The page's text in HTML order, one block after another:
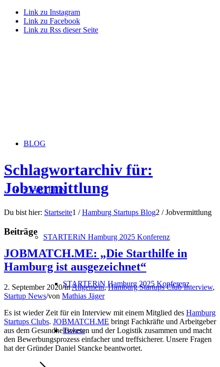
Link zu Instagram
Link zu Facebook
Link zu Rss dieser Seite
BLOG
STARTERiN
STARTERiN Hamburg 2025 Konferenz
STARTERiN Hamburg 2025 Konferenz
Tickets
Schlagwortarchiv für:
Jobvermittlung
Du bist hier: Startseite1 / Hamburg Startups Blog2 / Jobvermittlung
Beiträge
JOBMATCH.ME: „Die Starthilfe in
Hamburg ist ausgezeichnet“
2. September 2020/inAllgemein,Hamburg Startups Club Interview,
Startup News/von Mathias Jäger
Es ist wieder Zeit für ein Interview mit einem Mitglied des Hamburg
Startups Clubs. JOBMATCH.ME bringt Fachkräfte und Arbeitgeber
aus dem Gesundheitswesen und der Logistik zusammen und macht
den Bewerbungsprozess einfacher und treffsicherer. Unsere Fragen
hat der Gründer Daniel Stancke beantwortet.